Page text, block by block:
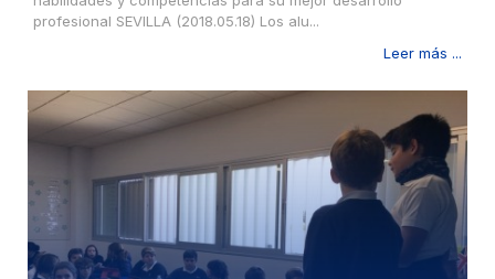
profesional SEVILLA (2018.05.18) Los alu...
Leer más ...